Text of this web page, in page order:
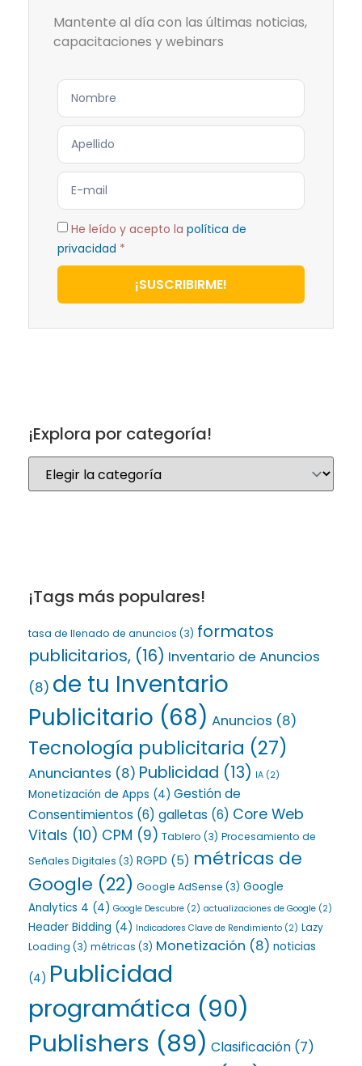
Mantente al día con las últimas noticias,
capacitaciones y webinars
He leído y acepto la política de
privacidad *
¡SUSCRIBIRME!
¡Explora por categoría!
¡Tags más populares!
tasa de llenado de anuncios (3) formatos
publicitarios, (16) Inventario de Anuncios
(8) de tu Inventario
Publicitario (68) Anuncios (8)
Tecnología publicitaria (27)
Anunciantes (8) Publicidad (13) IA (2)
Monetización de Apps (4) Gestión de
Consentimientos (6) galletas (6) Core Web
Vitals (10) CPM (9) Tablero (3) Procesamiento de
Señales Digitales (3) RGPD (5) métricas de
Google (22) Google AdSense (3) Google
Analytics 4 (4) Google Descubre (2) actualizaciones de Google (2)
Header Bidding (4) Indicadores Clave de Rendimiento (2) Lazy
Loading (3) métricas (3) Monetización (8) noticias
(4) Publicidad
programática (90)
Publishers (89) Clasificación (7)